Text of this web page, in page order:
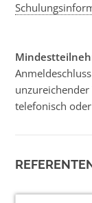
telefonisch